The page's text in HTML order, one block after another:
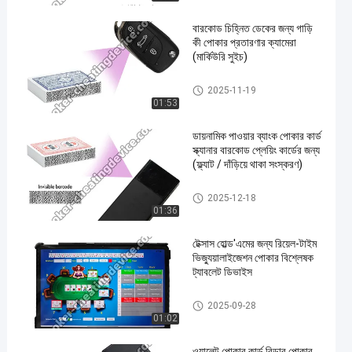
01:53
বারকোড চিহ্নিত ডেকের জন্য গাড়ি
কী পোকার প্রতারণার ক্যামেরা
(মার্কিউরি সুইচ)
জুজু প্রতারণা ডিভাইস
2025-11-19
01:36
ডায়নামিক পাওয়ার ব্যাংক পোকার কার্ড
স্ক্যানার বারকোড প্লেয়িং কার্ডের জন্য
(ফ্ল্যাট / দাঁড়িয়ে থাকা সংস্করণ)
জুজু প্রতারণা ডিভাইস
2025-12-18
01:02
টেক্সাস হোল্ড'এমের জন্য রিয়েল-টাইম
ভিজ্যুয়ালাইজেশন পোকার বিশ্লেষক
ট্যাবলেট ডিভাইস
জুজু বিশ্লেষক ডিভাইস
2025-09-28